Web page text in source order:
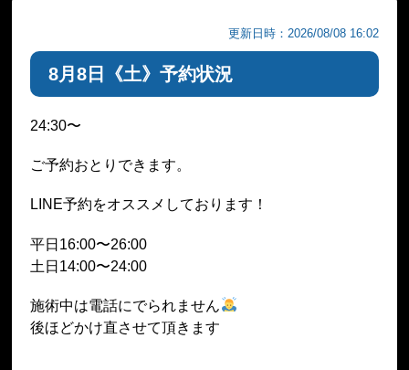
更新日時：2026/08/08 16:02
8月8日《土》予約状況
24:30〜
ご予約おとりできます。
LINE予約をオススメしております！
平日16:00〜26:00
土日14:00〜24:00
施術中は電話にでられません
後ほどかけ直させて頂きます